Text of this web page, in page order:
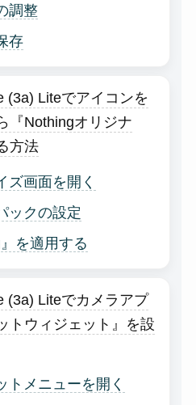
調整
存
(3a) Liteでアイコンを
『Nothingオリジナ
方法
ズ画面を開く
ックの設定
を適用する
(3a) Liteでカメラアプ
トウィジェット』を設
トメニューを開く